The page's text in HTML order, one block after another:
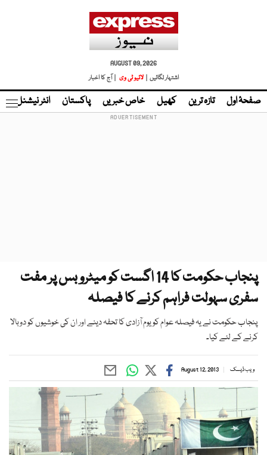
AUGUST 09, 2026
اشتہار لگائیں |
لائیو ٹی وی | آج کا اخبار
صفحۂ اول تازہ ترین کھیل خاص خبریں پاکستان انٹر نیشنل
پنجاب حکومت کا 14 اگست کو میٹرو بس پر مفت
سفری سہولت فراہم کرنے کا فیصلہ
پنجاب حکومت نے یہ فیصلہ عوام کو یوم آزادی کا تحفہ دینے اور ان کی خوشیوں کو دوبالا
کرنے کے لئے کیا۔
ویب ڈیسک August 12, 2013